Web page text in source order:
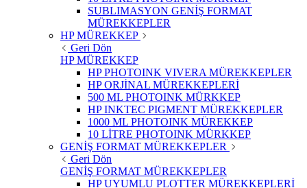
SUBLIMASYON GENİŞ FORMAT
MÜREKKEPLER
HP MÜREKKEP
Geri Dön
HP MÜREKKEP
HP PHOTOINK VIVERA MÜREKKEPLER
HP ORJİNAL MÜREKKEPLERİ
500 ML PHOTOINK MÜRKKEP
HP INKTEC PIGMENT MÜREKKEPLER
1000 ML PHOTOINK MÜREKKEP
10 LİTRE PHOTOINK MÜRKKEP
GENİŞ FORMAT MÜREKKEPLER
Geri Dön
GENİŞ FORMAT MÜREKKEPLER
HP UYUMLU PLOTTER MÜREKKEPLERİ